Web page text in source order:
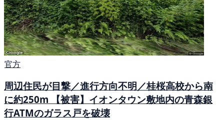
官方
周辺住民が目撃／進行方向不明／桂桜高校から南
に約250m 【被害】イオンタウン敷地内の青森銀
行ATMのガラス戸を破壊